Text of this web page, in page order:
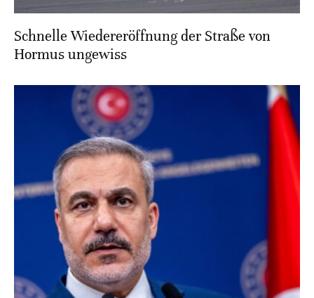
Schnelle Wiedereröffnung der Straße von
Hormus ungewiss